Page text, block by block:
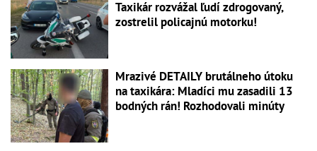
Taxikár rozvážal ľudí zdrogovaný,
zostrelil policajnú motorku!
Mrazivé DETAILY brutálneho útoku
na taxikára: Mladíci mu zasadili 13
bodných rán! Rozhodovali minúty